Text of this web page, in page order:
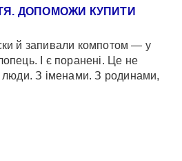
ДОПОМОЖИ КУПИТИ
й запивали компотом — у
І є поранені. Це не
люди. З іменами. З родинами,